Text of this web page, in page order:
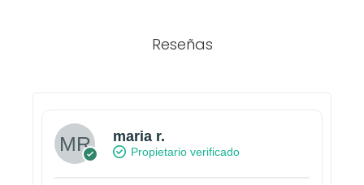
Reseñas
maria r.
Propietario verificado